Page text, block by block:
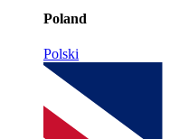
Poland
Polski